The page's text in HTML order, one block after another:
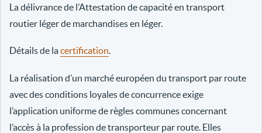
La délivrance de l’Attestation de capacité en transport
routier léger de marchandises en léger.
Détails de lacertification.
La réalisation d’un marché européen du transport par route
avec des conditions loyales de concurrence exige
l’application uniforme de règles communes concernant
l’accès à la profession de transporteur par route. Elles